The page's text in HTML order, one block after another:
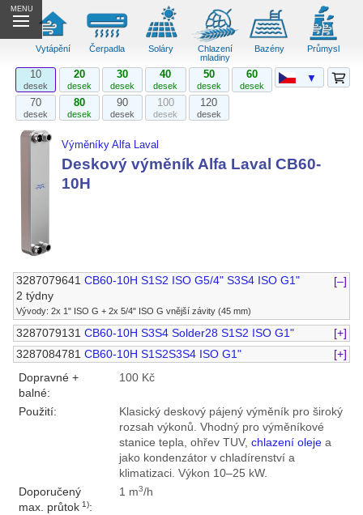
MENU
Vytápění Čerpadla Soláry
Chlazení
mladiny
Bazény Průmysl
10
desek
20
desek
30
desek
40
desek
50
desek
60
desek
70
desek
80
desek
90
desek
100
desek
120
desek
Výměníky Alfa Laval
Deskový výměník Alfa Laval CB60-
10H
3287079641 CB60-10H S1S2 ISO G5/4" S3S4 ISO G1"
[–]
2 týdny
Vývody: 2x 1" ISO G + 2x 5/4" ISO G vnější závity (45 mm)
3287079131 CB60-10H S3S4 Solder28 S1S2 ISO G1"
[+]
3287084781 CB60-10H S1S2S3S4 ISO G1"
[+]
Dopravné +
balné:
100 Kč
Použití:
Klasický deskový pájený výměník pro široký
rozsah výkonů. Vhodný pro výměníkové
stanice tepla, ohřev TUV, chlazení olejea
jako kondenzátor v chladírenství a
klimatizaci. Výkon 10–25 kW.
Doporučený
max. průtok1):
1 m3/h
▼